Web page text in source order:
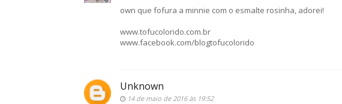
own que fofura a minnie com o esmalte rosinha, adorei!
www.tofucolorido.com.br
www.facebook.com/blogtofucolorido
Unknown
14 de maio de 2016 às 19:52